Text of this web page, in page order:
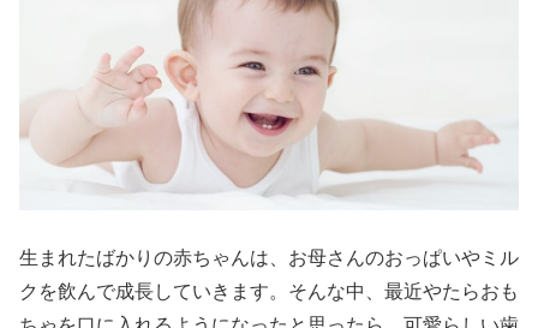
生まれたばかりの赤ちゃんは、お母さんのおっぱいやミル
クを飲んで成長していきます。そんな中、最近やたらおも